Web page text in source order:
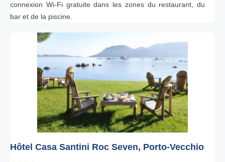
connexion Wi-Fi gratuite dans les zones du restaurant, du
bar et de la piscine.
Hôtel Casa Santini Roc Seven, Porto-Vecchio